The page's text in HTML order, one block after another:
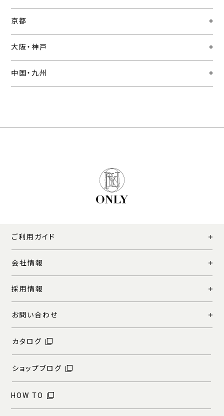
京都
大阪・神戸
中国・九州
ご利用ガイド
会社情報
採用情報
お問い合わせ
カタログ
ショップブログ
HOW TO